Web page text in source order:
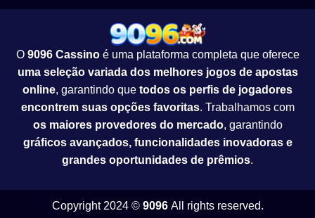
O 9096 Cassinoé uma plataforma completa que oferece
uma seleção variada dos melhores jogos de apostas
online, garantindo que todos os perfis de jogadores
encontrem suas opções favoritas. Trabalhamos com
os maiores provedores do mercado, garantindo
gráficos avançados, funcionalidades inovadoras e
grandes oportunidades de prêmios.
Copyright 2024 © 9096All rights reserved.